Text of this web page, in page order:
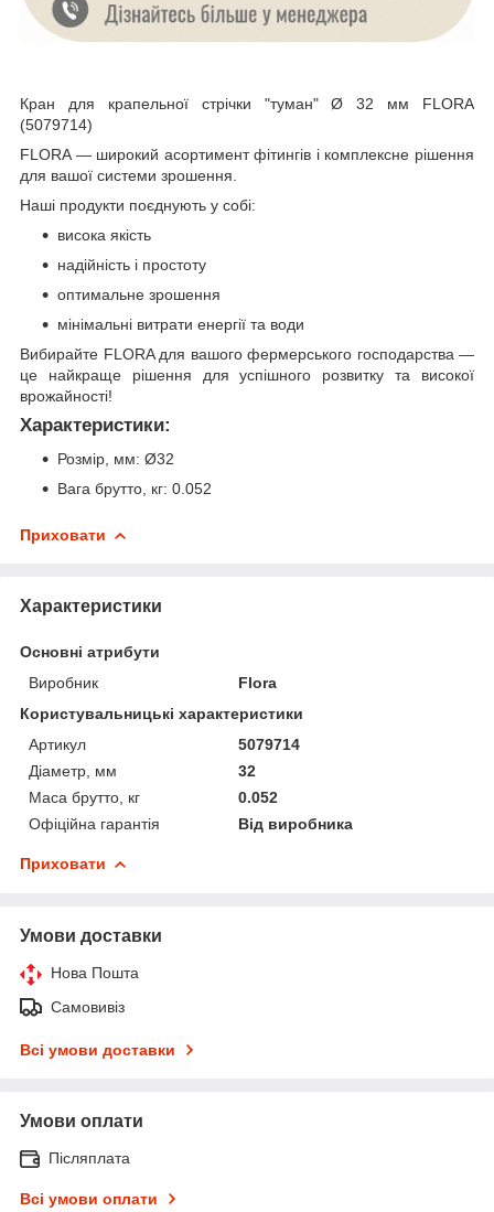
Кран для крапельної стрічки "туман" Ø 32 мм FLORA
(5079714)
FLORA — широкий асортимент фітингів і комплексне рішення
для вашої системи зрошення.
Наші продукти поєднують у собі:
висока якість
надійність і простоту
оптимальне зрошення
мінімальні витрати енергії та води
Вибирайте FLORA для вашого фермерського господарства —
це найкраще рішення для успішного розвитку та високої
врожайності!
Характеристики:
Розмір, мм: Ø32
Вага брутто, кг: 0.052
Приховати
Характеристики
Основні атрибути
Виробник
Flora
Користувальницькі характеристики
Артикул
5079714
Діаметр, мм
32
Маса брутто, кг
0.052
Офіційна гарантія
Від виробника
Приховати
Умови доставки
Нова Пошта
Самовивіз
Всі умови доставки
Умови оплати
Післяплата
Всі умови оплати